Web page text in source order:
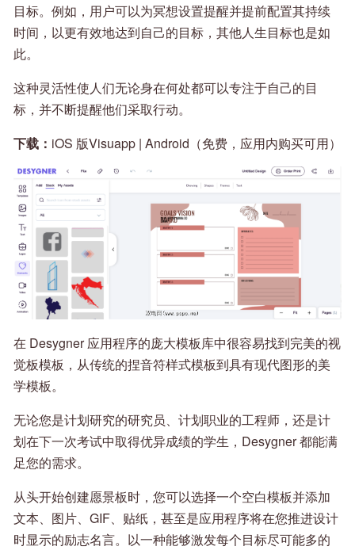
目标。例如，用户可以为冥想设置提醒并提前配置其持续
时间，以更有效地达到自己的目标，其他人生目标也是如
此。
这种灵活性使人们无论身在何处都可以专注于自己的目
标，并不断提醒他们采取行动。
下载： iOS 版Visuapp | Android（免费，应用内购买可用）
在 Desygner 应用程序的庞大模板库中很容易找到完美的视
觉板模板，从传统的捏音符样式模板到具有现代图形的美
学模板。
无论您是计划研究的研究员、计划职业的工程师，还是计
划在下一次考试中取得优异成绩的学生，Desygner 都能满
足您的需求。
从头开始创建愿景板时，您可以选择一个空白模板并添加
文本、图片、GIF、贴纸，甚至是应用程序将在您推进设计
时显示的励志名言。以一种能够激发每个目标尽可能多的